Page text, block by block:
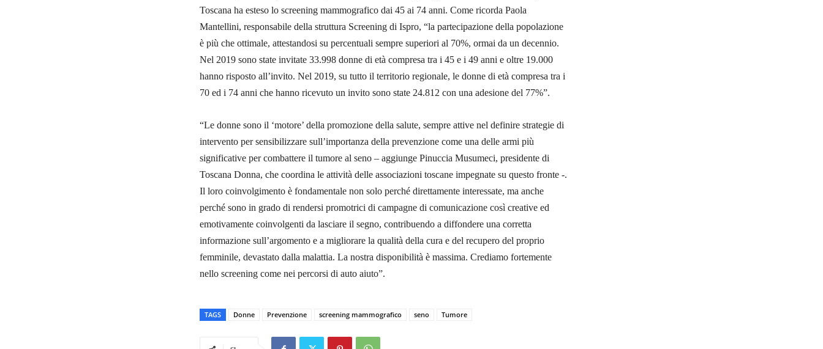
Toscana ha esteso lo screening mammografico dai 45 ai 74 anni. Come ricorda Paola
Mantellini, responsabile della struttura Screening di Ispro, “la partecipazione della popolazione
è più che ottimale, attestandosi su percentuali sempre superiori al 70%, ormai da un decennio.
Nel 2019 sono state invitate 33.998 donne di età compresa tra i 45 e i 49 anni e oltre 19.000
hanno risposto all’invito. Nel 2019, su tutto il territorio regionale, le donne di età compresa tra i
70 ed i 74 anni che hanno ricevuto un invito sono state 24.812 con una adesione del 77%”.
“Le donne sono il ‘motore’ della promozione della salute, sempre attive nel definire strategie di
intervento per sensibilizzare sull’importanza della prevenzione come una delle armi più
significative per combattere il tumore al seno – aggiunge Pinuccia Musumeci, presidente di
Toscana Donna, che coordina le attività delle associazioni toscane impegnate su questo fronte -.
Il loro coinvolgimento è fondamentale non solo perché direttamente interessate, ma anche
perché sono in grado di rendersi promotrici di campagne di comunicazione così creative ed
emotivamente coinvolgenti da lasciare il segno, contribuendo a diffondere una corretta
informazione sull’argomento e a migliorare la qualità della cura e del recupero del proprio
femminile, devastato dalla malattia. La nostra disponibilità è massima. Crediamo fortemente
nello screening come nei percorsi di auto aiuto”.
TAGS Donne Prevenzione screening mammografico seno Tumore